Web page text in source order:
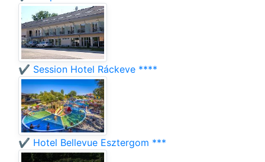
✔️ Session Hotel Ráckeve ****
✔️ Hotel Bellevue Esztergom ***